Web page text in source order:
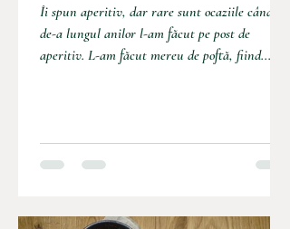
Îi spun aperitiv, dar rare sunt ocaziile când
de-a lungul anilor l-am făcut pe post de
aperitiv. L-am făcut mereu de poftă, fiind...